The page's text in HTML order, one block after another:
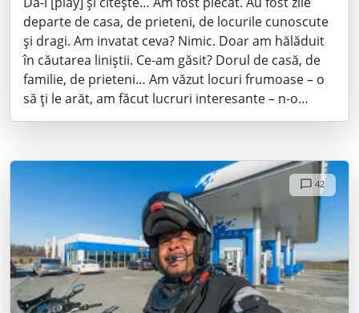
departe de casa, de prieteni, de locurile cunoscute
și dragi. Am invatat ceva? Nimic. Doar am hălăduit
în căutarea liniștii. Ce-am găsit? Dorul de casă, de
familie, de prieteni… Am văzut locuri frumoase – o
să ți le arăt, am făcut lucruri interesante – n-o…
42